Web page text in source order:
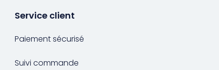
Service client
Paiement sécurisé
Suivi commande